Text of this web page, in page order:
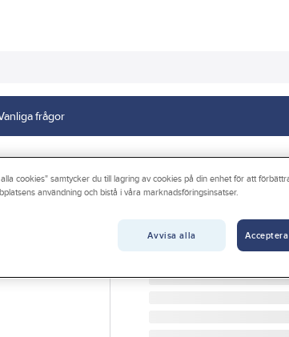
frågor
Plasttejp, för
TEJP 25MMX20M FÖR
cookies" samtycker du till lagring av cookies på din enhet för att
användning och bistå i våra marknadsföringsinsatser.
Avvisa alla